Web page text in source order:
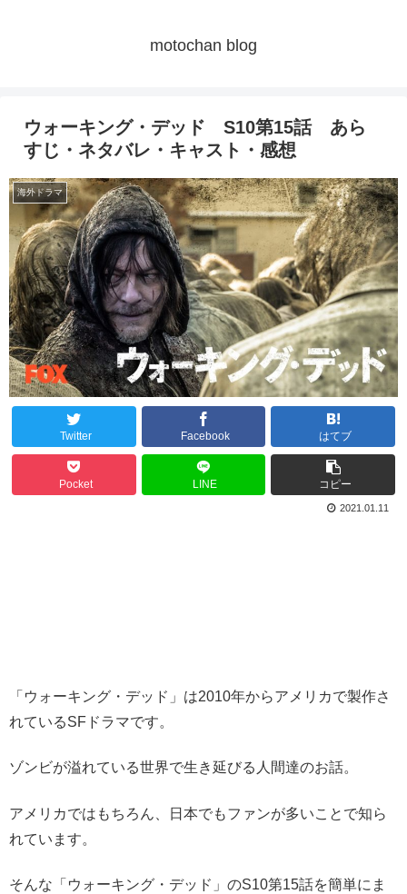
motochan blog
ウォーキング・デッド S10第15話 あら
すじ・ネタバレ・キャスト・感想
海外ドラマ
Twitter Facebook はてブ
Pocket LINE コピー
2021.01.11
「ウォーキング・デッド」は2010年からアメリカで製作さ
れているSFドラマです。
ゾンビが溢れている世界で生き延びる人間達のお話。
アメリカではもちろん、日本でもファンが多いことで知ら
れています。
そんな「ウォーキング・デッド」のS10第15話を簡単にま